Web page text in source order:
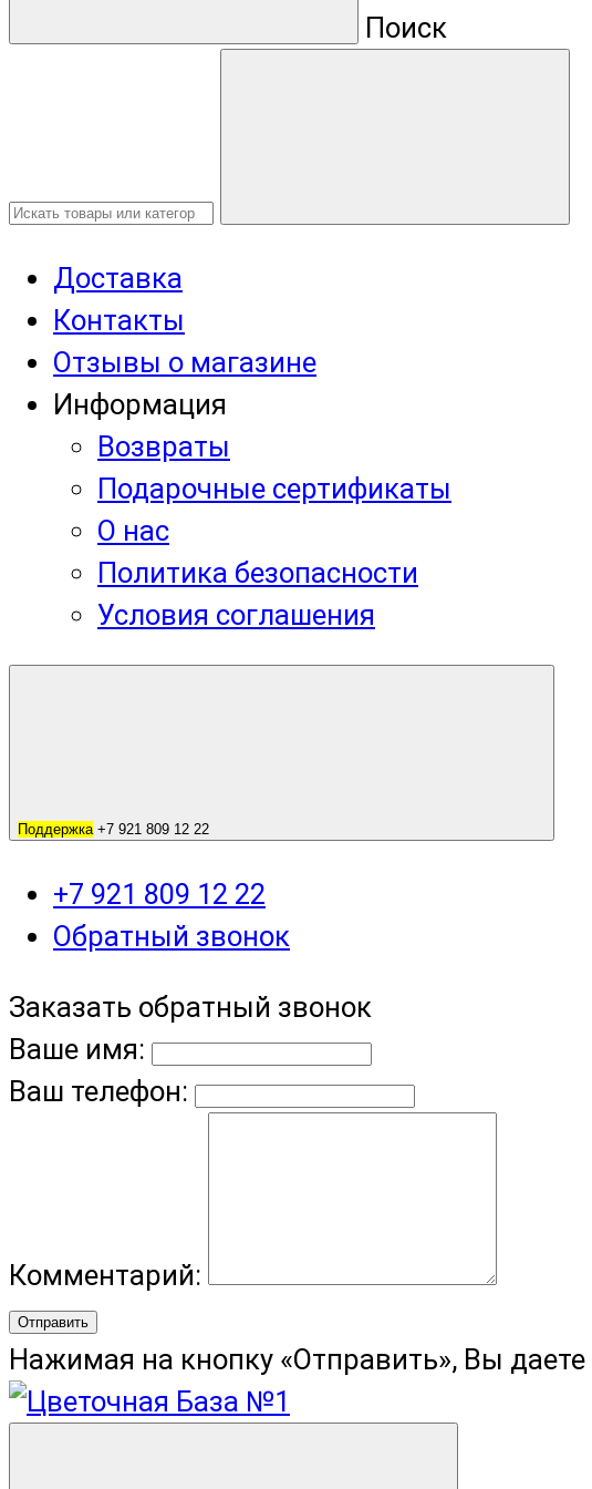
Поиск
Доставка
Контакты
Отзывы о магазине
Информация
Возвраты
Подарочные сертификаты
О нас
Политика безопасности
Условия соглашения
Поддержка +7 921 809 12 22
+7 921 809 12 22
Обратный звонок
Заказать обратный звонок
Ваше имя:
Ваш телефон:
Комментарий:
Отправить
Нажимая на кнопку «Отправить», Вы даете